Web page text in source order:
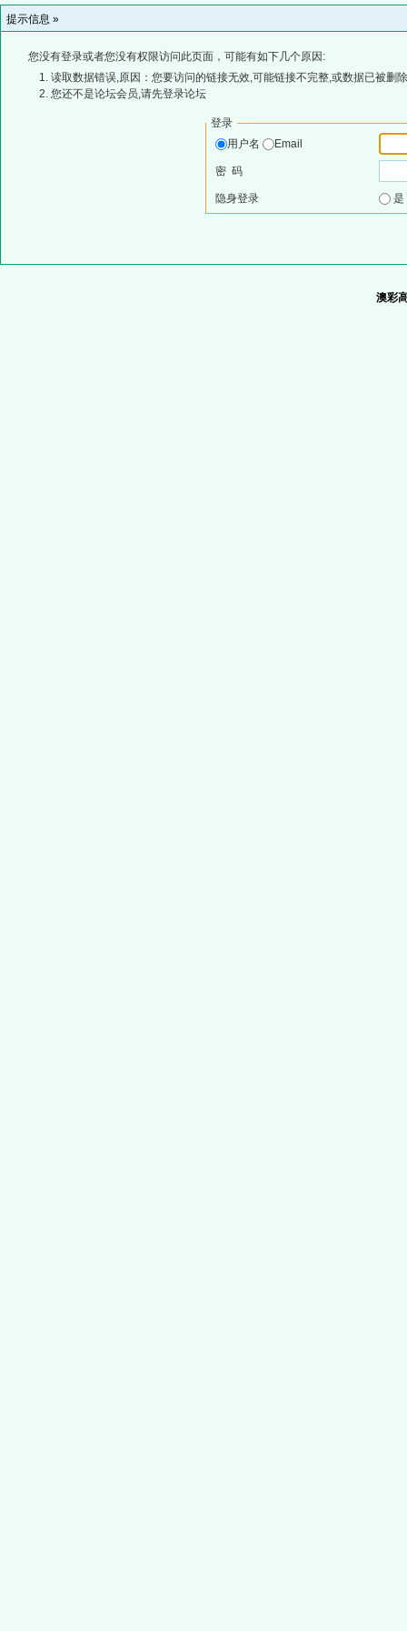
提示信息 »
您没有登录或者您没有权限访问此页面，可能有如下几个原因:
读取数据错误,原因：您要访问的链接无效,可能链接不完整,或数据已被删
您还不是论坛会员,请先登录论坛
登录
用户名
Email
密 码
隐身登录
澳彩